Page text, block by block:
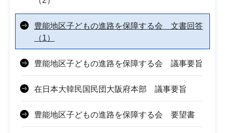
豊能地区子どもの進路を保障する会 文書回答
（1）
豊能地区子どもの進路を保障する会 議事要旨
在日本大韓民国民団大阪府本部 議事要旨
豊能地区子どもの進路を保障する会 要望書